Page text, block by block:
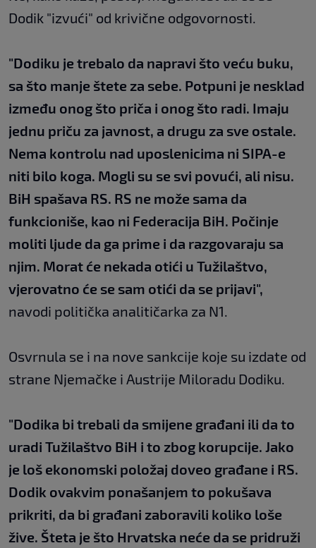
Dodik "izvući" od krivične odgovornosti.
"Dodiku je trebalo da napravi što veću buku,
sa što manje štete za sebe. Potpuni je nesklad
između onog što priča i onog što radi. Imaju
jednu priču za javnost, a drugu za sve ostale.
Nema kontrolu nad uposlenicima ni SIPA-e
niti bilo koga. Mogli su se svi povući, ali nisu.
BiH spašava RS. RS ne može sama da
funkcioniše, kao ni Federacija BiH. Počinje
moliti ljude da ga prime i da razgovaraju sa
njim. Morat će nekada otići u Tužilaštvo,
vjerovatno će se sam otići da se prijavi",
navodi politička analitičarka za N1.
Osvrnula se i na nove sankcije koje su izdate od
strane Njemačke i Austrije Miloradu Dodiku.
"Dodika bi trebali da smijene građani ili da to
uradi Tužilaštvo BiH i to zbog korupcije. Jako
je loš ekonomski položaj doveo građane i RS.
Dodik ovakvim ponašanjem to pokušava
prikriti, da bi građani zaboravili koliko loše
žive. Šteta je što Hrvatska neće da se pridruži